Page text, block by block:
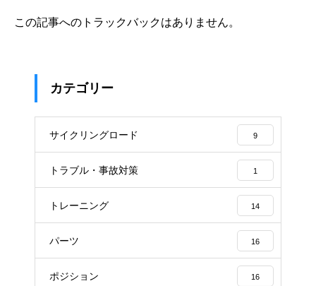
この記事へのトラックバックはありません。
カテゴリー
サイクリングロード 9
トラブル・事故対策 1
トレーニング 14
パーツ 16
ポジション 16